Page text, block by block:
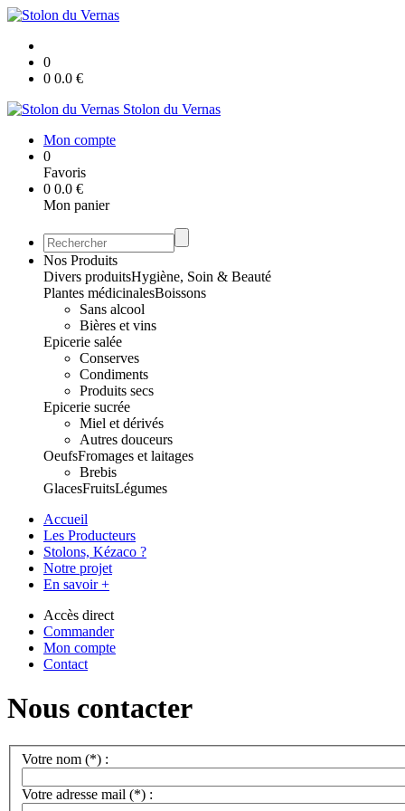
0
0 0.0 €
Stolon du Vernas
Mon compte
0
Favoris
0 0.0 €
Mon panier
Nos Produits
Divers produitsHygiène, Soin & Beauté
Plantes médicinalesBoissons
Sans alcool
Bières et vins
Epicerie salée
Conserves
Condiments
Produits secs
Epicerie sucrée
Miel et dérivés
Autres douceurs
OeufsFromages et laitages
Brebis
GlacesFruitsLégumes
Accueil
Les Producteurs
Stolons, Kézaco ?
Notre projet
En savoir +
Accès direct
Commander
Mon compte
Contact
Nous contacter
Votre nom (*) :
Votre adresse mail (*) :